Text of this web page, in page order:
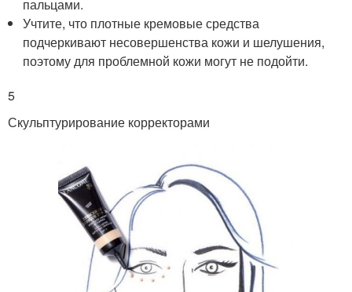
пальцами.
Учтите, что плотные кремовые средства
подчеркивают несовершенства кожи и шелушения,
поэтому для проблемной кожи могут не подойти.
5
Скульптурирование корректорами